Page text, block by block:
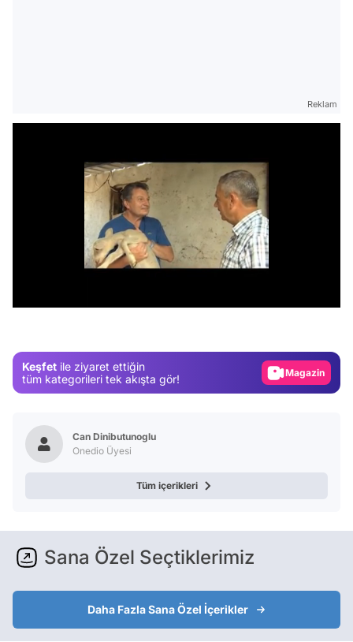
Reklam
Keşfet ile ziyaret ettiğin
tüm kategorileri tek akışta gör!
Magazin
Can Dinibutunoglu
Onedio Üyesi
Tüm içerikleri
Sana Özel Seçtiklerimiz
Daha Fazla Sana Özel İçerikler